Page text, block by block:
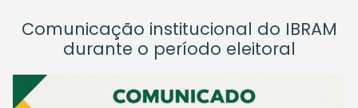
Comunicação institucional do IBRAM
durante o período eleitoral